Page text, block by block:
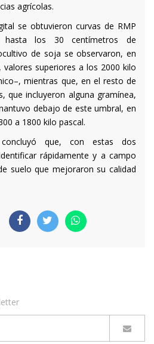
agrícolas.
se obtuvieron curvas de RMP
hasta los 30 centímetros de
de soja se observaron, en
superiores a los 2000 kilo
mientras que, en el resto de
que incluyeron alguna gramínea,
debajo de este umbral, en
a 1800 kilo pascal.
que, con estas dos
rápidamente y a campo
suelo que mejoraron su calidad